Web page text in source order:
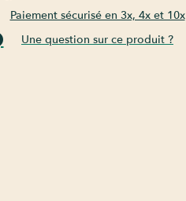
Paiement sécurisé en 3x, 4x et 10x
Une question sur ce produit ?